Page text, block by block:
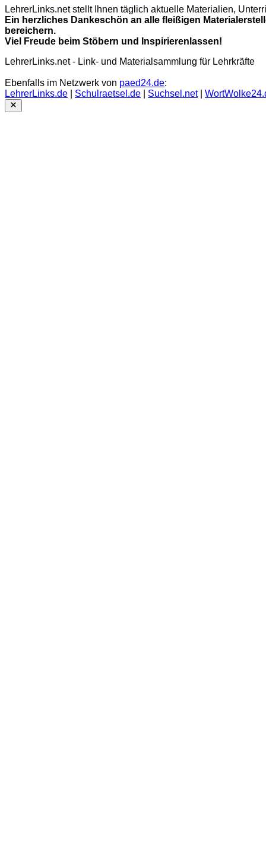
LehrerLinks.net stellt Ihnen täglich aktuelle Materialien,
Ein herzliches Dankeschön an alle fleißigen
bereichern.
Viel Freude beim Stöbern und Inspirierenlassen!
LehrerLinks.net - Link- und Materialsammlung für Lehrkräfte
Ebenfalls im Netzwerk von paed24.de:
LehrerLinks.de
Schulraetsel.de Suchsel.net|
Close